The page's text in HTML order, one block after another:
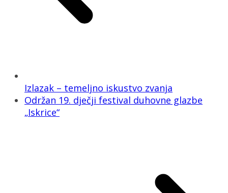
Izlazak – temeljno iskustvo zvanja
Održan 19. dječji festival duhovne glazbe
„Iskrice“